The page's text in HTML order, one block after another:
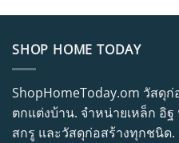
SHOP HOME TODAY
ShopHomeToday.om วัสดุ
ตกแต่งบ้าน. จำหน่ายเหล็ก อิ
สกรู และวัสดุก่อสร้างทุกชนิด